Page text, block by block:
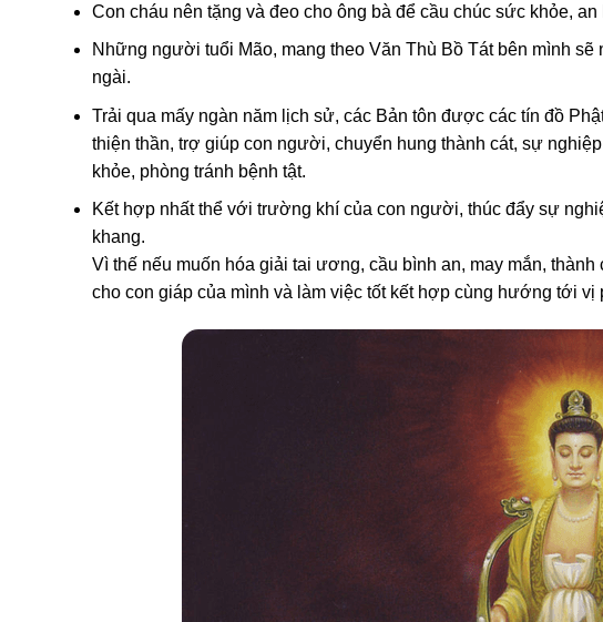
Con cháu nên tặng và đeo cho ông bà để cầu chúc sức khỏe, an
Những người tuổi Mão, mang theo Văn Thù Bồ Tát bên mình
ngài.
Trải qua mấy ngàn năm lịch sử, các Bản tôn được các tín đồ
thiện thần, trợ giúp con người, chuyển hung thành cát, sự
khỏe, phòng tránh bệnh tật.
Kết hợp nhất thể với trường khí của con người, thúc đẩy sự
khang.
Vì thế nếu muốn hóa giải tai ương, cầu bình an, may mắn,
cho con giáp của mình và làm việc tốt kết hợp cùng hướng tới vị